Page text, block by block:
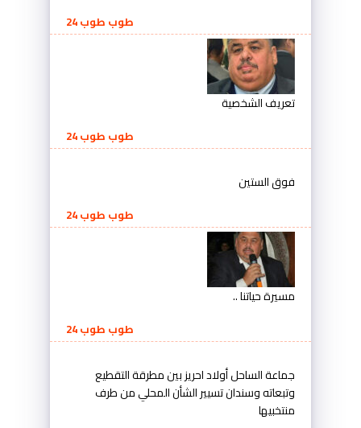
طوب طوب 24
تعريف الشخصية
طوب طوب 24
فوق الستين
طوب طوب 24
مسيرة حياتنا ..
طوب طوب 24
جماعة الساحل أولاد احريز بين مطرقة التقطيع
وتبعاته وسندان تسيير الشأن المحلي من طرف
منتخبيها